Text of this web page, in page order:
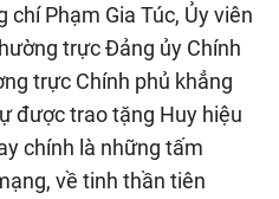
chí Phạm Gia Túc, Ủy viên
trực Đảng ủy Chính
trực Chính phủ khẳng
được trao tặng Huy hiệu
chính là những tấm
về tinh thần tiên